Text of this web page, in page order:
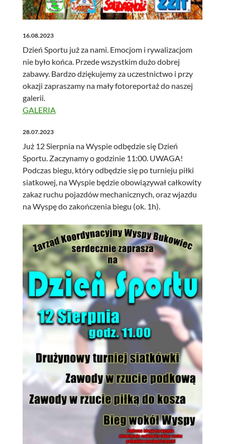
16.08.2023
Dzień Sportu już za nami. Emocjom i rywalizacjom
nie było końca. Przede wszystkim dużo dobrej
zabawy. Bardzo dziękujemy za uczestnictwo i przy
okazji zapraszamy na mały fotoreportaż do naszej
galerii.
GALERIA
28.07.2023
Już 12 Sierpnia na Wyspie odbędzie się Dzień
Sportu. Zaczynamy o godzinie 11:00. UWAGA!
Podczas biegu, który odbędzie się po turnieju piłki
siatkowej, na Wyspie będzie obowiązywał całkowity
zakaz ruchu pojazdów mechanicznych, oraz wjazdu
na Wyspę do zakończenia biegu (ok. 1h).